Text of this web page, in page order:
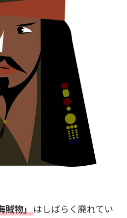
賊物」はしばらく廃れてい